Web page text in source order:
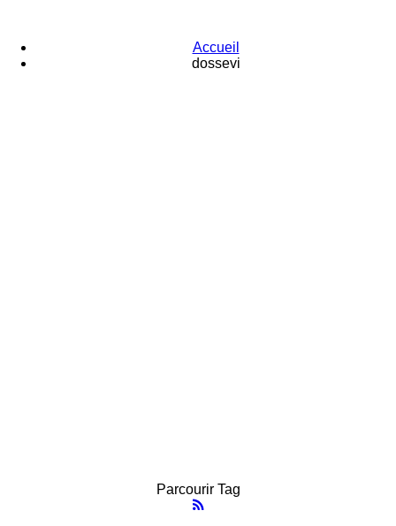
Accueil
dossevi
Parcourir Tag